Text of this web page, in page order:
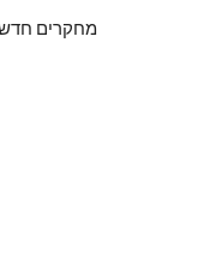
מחקרים